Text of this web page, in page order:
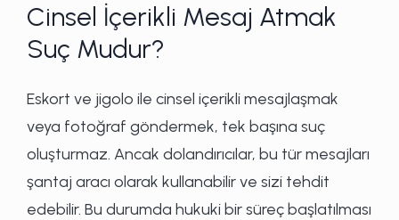
Cinsel İçerikli Mesaj Atmak
Suç Mudur?
Eskort ve jigolo ile cinsel içerikli mesajlaşmak
veya fotoğraf göndermek, tek başına suç
oluşturmaz. Ancak dolandırıcılar, bu tür mesajları
şantaj aracı olarak kullanabilir ve sizi tehdit
edebilir. Bu durumda hukuki bir süreç başlatılması